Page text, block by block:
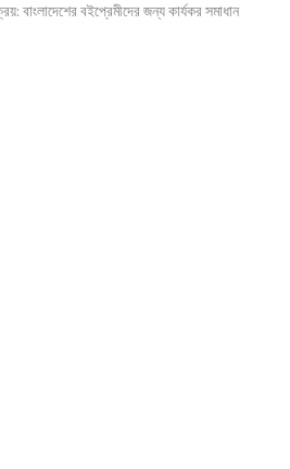
বাংলাদেশের বইপ্রেমীদের জন্য কার্যকর সমাধান